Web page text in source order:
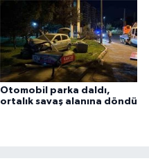
Otomobil parka daldı,
ortalık savaş alanına döndü